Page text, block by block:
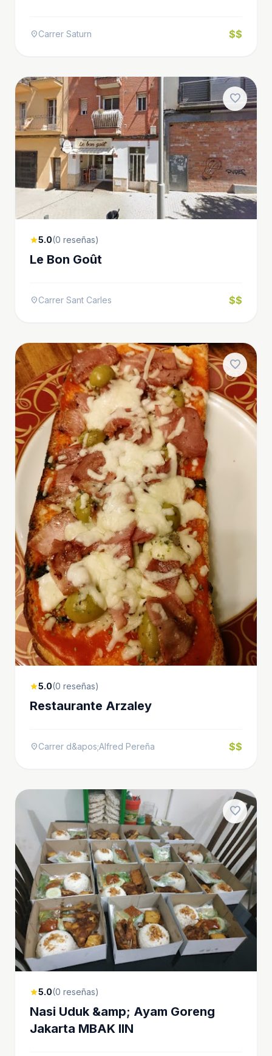
location_onCarrer Saturn $$
favorite
star5.0(0 reseñas)
Le Bon Goût
location_onCarrer Sant Carles $$
favorite
star5.0(0 reseñas)
Restaurante Arzaley
location_onCarrer d&apos;Alfred Pereña $$
favorite
star5.0(0 reseñas)
Nasi Uduk &amp; Ayam Goreng
Jakarta MBAK IIN